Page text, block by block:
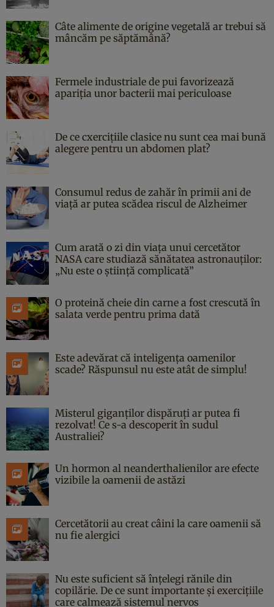
Câte alimente de origine vegetală ar trebui să
mâncăm pe săptămână?
Fermele industriale de pui favorizează
apariția unor bacterii mai periculoase
De ce cxercițiile clasice nu sunt cea mai bună
alegere pentru un abdomen plat?
Consumul redus de zahăr în primii ani de
viață ar putea scădea riscul de Alzheimer
Cum arată o zi din viața unui cercetător
NASA care studiază sănătatea astronauților:
„Nu este o știință complicată”
O proteină cheie din carne a fost crescută în
salata verde pentru prima dată
Este adevărat că inteligența oamenilor
scade? Răspunsul nu este atât de simplu!
Misterul giganților dispăruți ar putea fi
rezolvat! Ce s-a descoperit în sudul
Australiei?
Un hormon al neanderthalienilor are efecte
vizibile la oamenii de astăzi
Cercetătorii au creat câini la care oamenii să
nu fie alergici
Nu este suficient să înțelegi rănile din
copilărie. De ce sunt importante și exercițiile
care calmează sistemul nervos